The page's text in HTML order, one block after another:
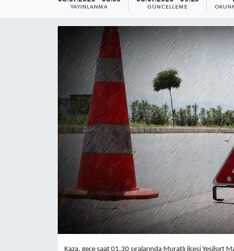
YAYINLANMA GÜNCELLEME
Kaza, gece saat 01.30 sıralarında Muratlı ilçesi
Bi̇li̇m & Teknoloji̇